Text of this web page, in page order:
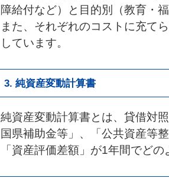
障給付など）と目的別（教育・
また、それぞれのコストに充て
しています。
3. 純資産変動計算書
純資産変動計算書とは、貸借対
国県補助金等」、「公共資産等
「資産評価差額」が1年間でど